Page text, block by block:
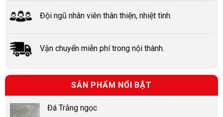
Đội ngũ nhân viên thân thiện, nhiệt tình.
Vận chuyển miễn phí trong nội thành.
SẢN PHẨM NỔI BẬT
Đá Trắng ngọc